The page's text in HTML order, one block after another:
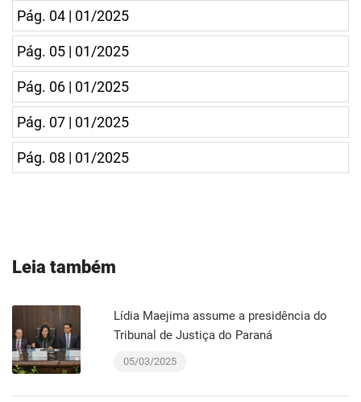
Pág. 04 | 01/2025
Pág. 05 | 01/2025
Pág. 06 | 01/2025
Pág. 07 | 01/2025
Pág. 08 | 01/2025
Leia também
Lídia Maejima assume a presidência do
Tribunal de Justiça do Paraná
05/03/2025